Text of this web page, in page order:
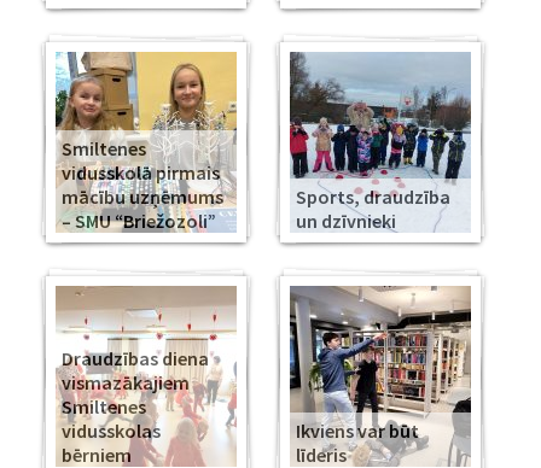
Smiltenes
vidusskolā pirmais
mācību uzņēmums
– SMU “Briežozoli”
Sports, draudzība
un dzīvnieki
Draudzības diena
vismazākajiem
Smiltenes
vidusskolas
bērniem
Ikviens var būt
līderis